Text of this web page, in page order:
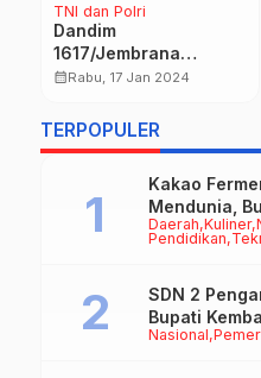
TNI dan Polri
Dandim
1617/Jembrana
Tegaskan Disiplin dan
Prajurit
calendar_monthRabu, 17 Jan 2024
TERPOPULER
Daerah Kuliner
Pendidikan
Kakao
Mendunia,
pada
Nasional
SDN 2
Bupati
Jadi Prioritas